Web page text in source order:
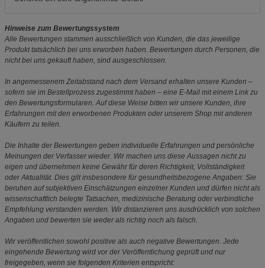
Hinweise zum Bewertungssystem
Alle Bewertungen stammen ausschließlich von Kunden, die das jeweilige
Produkt tatsächlich bei uns erworben haben. Bewertungen durch Personen, die
nicht bei uns gekauft haben, sind ausgeschlossen.
In angemessenem Zeitabstand nach dem Versand erhalten unsere Kunden –
sofern sie im Bestellprozess zugestimmt haben – eine E-Mail mit einem Link zu
den Bewertungsformularen. Auf diese Weise bitten wir unsere Kunden, ihre
Erfahrungen mit den erworbenen Produkten oder unserem Shop mit anderen
Käufern zu teilen.
Die Inhalte der Bewertungen geben individuelle Erfahrungen und persönliche
Meinungen der Verfasser wieder. Wir machen uns diese Aussagen nicht zu
eigen und übernehmen keine Gewähr für deren Richtigkeit, Vollständigkeit
oder Aktualität. Dies gilt insbesondere für gesundheitsbezogene Angaben: Sie
beruhen auf subjektiven Einschätzungen einzelner Kunden und dürfen nicht als
wissenschaftlich belegte Tatsachen, medizinische Beratung oder verbindliche
Empfehlung verstanden werden. Wir distanzieren uns ausdrücklich von solchen
Angaben und bewerten sie weder als richtig noch als falsch.
Wir veröffentlichen sowohl positive als auch negative Bewertungen. Jede
eingehende Bewertung wird vor der Veröffentlichung geprüft und nur
freigegeben, wenn sie folgenden Kriterien entspricht: